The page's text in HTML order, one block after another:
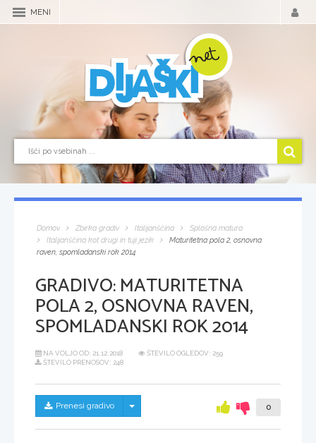
MENI
Domov Zbirka gradiv Italijanščina
Splošna matura
Italijanščina kot drugi in tuji jezik
Maturitetna pola 2, osnovna
raven, spomladanski rok 2014
GRADIVO:MATURITETNA
POLA 2, OSNOVNA RAVEN,
SPOMLADANSKI ROK 2014
NA VOLJO OD: 21.12.2018
ŠTEVILO OGLEDOV: 259
ŠTEVILO PRENOSOV: 248
Prenesi gradivo Skrij/prikaži meni 0